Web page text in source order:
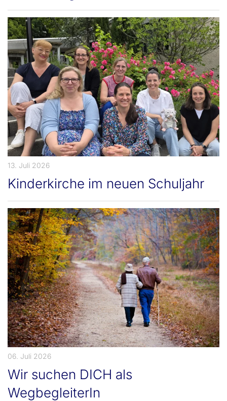
13. Juli 2026
Kinderkirche im neuen Schuljahr
06. Juli 2026
Wir suchen DICH als
WegbegleiterIn